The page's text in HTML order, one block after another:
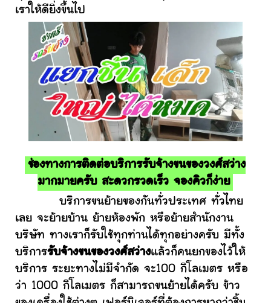
เราให้ดียิ่งขึ้นไป
ช่องทางการติดต่อบริการรับจ้างขนของวงศ์สว่าง
มากมายครับ สะดวกรวดเร็ว จองคิวก็ง่าย
บริการขนย้ายของกันทั่วประเทศ ทั่วไทย
เลย จะย้ายบ้าน ย้ายห้องพัก หรือย้ายสำนักงาน
บริษัท ทางเราก็รับใช้ทุกท่านได้ทุกอย่างครับ มีทั้ง
บริการรับจ้างขนของวงศ์สว่างแล้วก็คนยกของไว้ให้
บริการ ระยะทางไม่มีจำกัด จะ100 กิโลเมตร หรือ
ว่า 1000 กิโลเมตร ก็สามารถขนย้ายได้ครับ ข้าว